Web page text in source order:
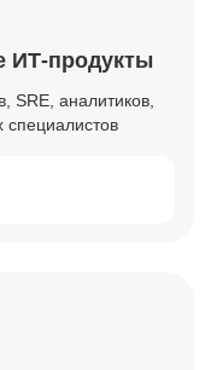
ИТ-продукты
SRE, аналитиков,
специалистов